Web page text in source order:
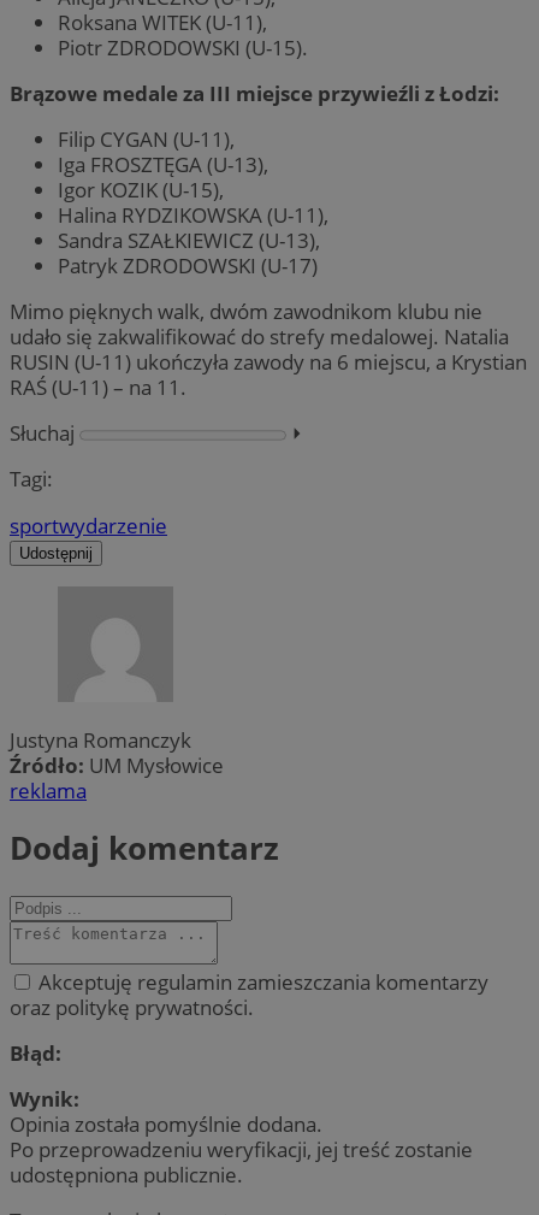
Roksana WITEK (U-11),
Piotr ZDRODOWSKI (U-15).
Brązowe medale za III miejsce przywieźli z Łodzi:
Filip CYGAN (U-11),
Iga FROSZTĘGA (U-13),
Igor KOZIK (U-15),
Halina RYDZIKOWSKA (U-11),
Sandra SZAŁKIEWICZ (U-13),
Patryk ZDRODOWSKI (U-17)
Mimo pięknych walk, dwóm zawodnikom klubu nie
udało się zakwalifikować do strefy medalowej. Natalia
RUSIN (U-11) ukończyła zawody na 6 miejscu, a Krystian
RAŚ (U-11) – na 11.
Słuchaj
⏵︎
Tagi:
sportwydarzenie
Udostępnij
Justyna Romanczyk
Źródło: UM Mysłowice
reklama
Dodaj komentarz
Akceptuję regulamin zamieszczania komentarzy
oraz politykę prywatności.
Błąd:
Wynik:
Opinia została pomyślnie dodana.
Po przeprowadzeniu weryfikacji, jej treść zostanie
udostępniona publicznie.